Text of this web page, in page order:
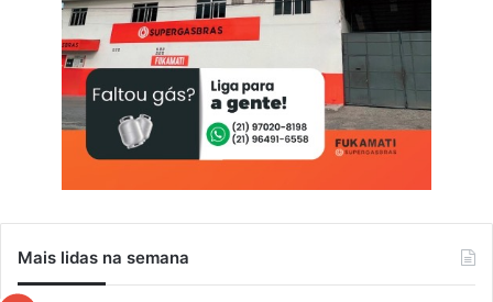
z
m
b
Mais lidas na semana